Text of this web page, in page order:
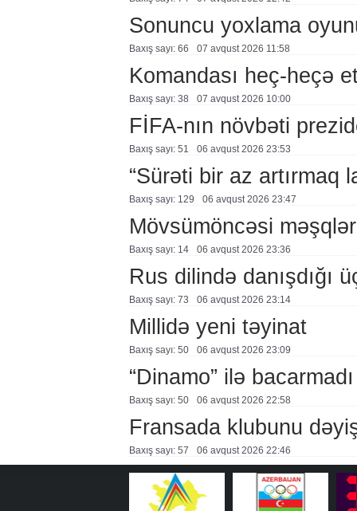
Sonuncu yoxlama
Baxış sayı: 66 07 avqust 2026 11:58
Komandası heç-heçə
Baxış sayı: 38 07 avqust 2026 10:00
FİFA-nın növbəti
Baxış sayı: 51 06 avqust 2026 23:53
“Sürəti bir az artırmaq
Baxış sayı: 129 06 avqust 2026 23:47
Mövsümöncəsi
Baxış sayı: 14 06 avqust 2026 23:36
Rus dilində danışdığı
Baxış sayı: 73 06 avqust 2026 23:14
Millidə yeni təyinat
Baxış sayı: 50 06 avqust 2026 23:09
“Dinamo” ilə bacarmadı
Baxış sayı: 50 06 avqust 2026 22:58
Fransada klubunu
Baxış sayı: 57 06 avqust 2026 22:46